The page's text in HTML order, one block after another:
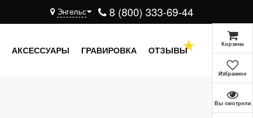
8 (800) 333-69-44
Энгельс
АКСЕССУАРЫ ГРАВИРОВКА ОТЗЫВЫ
Корзина
Избранное
Вы смотрели